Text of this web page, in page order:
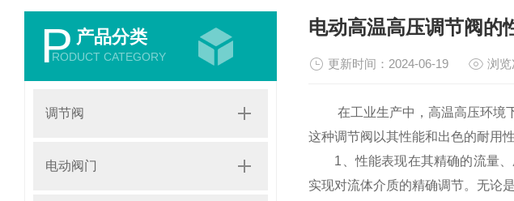
P 产品分类
RODUCT CATEGORY
调节阀
电动阀门
电动高温高压调节阀的
更新时间：2024-06-19 浏览
在工业生产中，高温高压环境下
这种调节阀以其性能和出色的耐用
1、性能表现在其精确的流量、
实现对流体介质的精确调节。无论